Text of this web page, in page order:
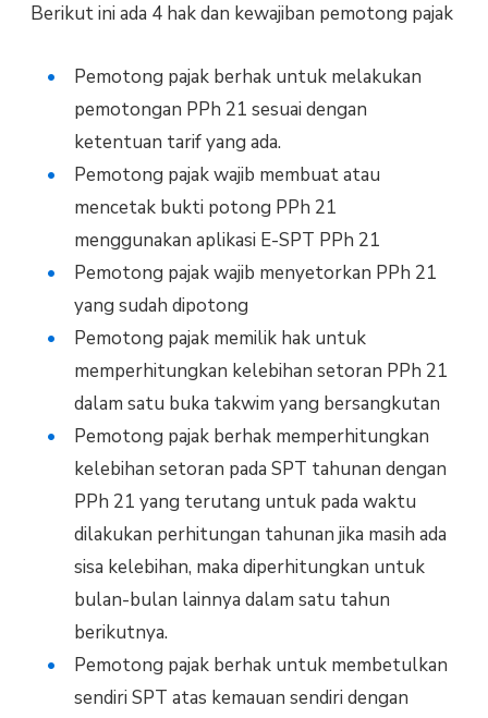
Berikut ini ada 4 hak dan kewajiban pemotong pajak
Pemotong pajak berhak untuk melakukan
pemotongan PPh 21 sesuai dengan
ketentuan tarif yang ada.
Pemotong pajak wajib membuat atau
mencetak bukti potong PPh 21
menggunakan aplikasi E-SPT PPh 21
Pemotong pajak wajib menyetorkan PPh 21
yang sudah dipotong
Pemotong pajak memilik hak untuk
memperhitungkan kelebihan setoran PPh 21
dalam satu buka takwim yang bersangkutan
Pemotong pajak berhak memperhitungkan
kelebihan setoran pada SPT tahunan dengan
PPh 21 yang terutang untuk pada waktu
dilakukan perhitungan tahunan jika masih ada
sisa kelebihan, maka diperhitungkan untuk
bulan-bulan lainnya dalam satu tahun
berikutnya.
Pemotong pajak berhak untuk membetulkan
sendiri SPT atas kemauan sendiri dengan